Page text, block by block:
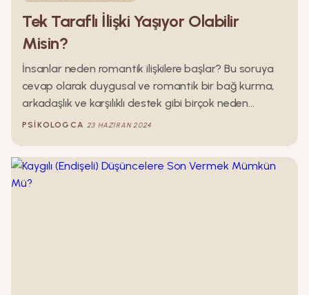
Tek Taraflı İlişki Yaşıyor Olabilir
Misin?
İnsanlar neden romantik ilişkilere başlar? Bu soruya
cevap olarak duygusal ve romantik bir bağ kurma,
arkadaşlık ve karşılıklı destek gibi birçok neden
sayılabilir. Önemli bir nokta ise bu sayılanların karşılıklı
yalnız ve eksik hissediyorsa, bu sayılanlar karşılıklı
olarak gerçekleşmiyor demektir. Bu tür ilişkiler ise tek
taraflı ilişkiler olarak adlandırılır.
PSIKOLOGCA 23 HAZIRAN 2024